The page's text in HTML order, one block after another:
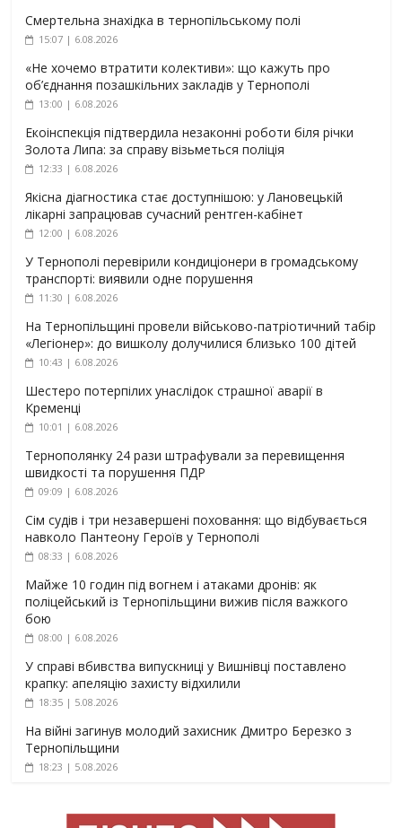
Смертельна знахідка в тернопільському полі
15:07 | 6.08.2026
«Не хочемо втратити колективи»: що кажуть про
об’єднання позашкільних закладів у Тернополі
13:00 | 6.08.2026
Екоінспекція підтвердила незаконні роботи біля річки
Золота Липа: за справу візьметься поліція
12:33 | 6.08.2026
Якісна діагностика стає доступнішою: у Лановецькій
лікарні запрацював сучасний рентген-кабінет
12:00 | 6.08.2026
У Тернополі перевірили кондиціонери в громадському
транспорті: виявили одне порушення
11:30 | 6.08.2026
На Тернопільщині провели військово-патріотичний табір
«Легіонер»: до вишколу долучилися близько 100 дітей
10:43 | 6.08.2026
Шестеро потерпілих унаслідок страшної аварії в
Кременці
10:01 | 6.08.2026
Тернополянку 24 рази штрафували за перевищення
швидкості та порушення ПДР
09:09 | 6.08.2026
Сім судів і три незавершені поховання: що відбувається
навколо Пантеону Героїв у Тернополі
08:33 | 6.08.2026
Майже 10 годин під вогнем і атаками дронів: як
поліцейський із Тернопільщини вижив після важкого
бою
08:00 | 6.08.2026
У справі вбивства випускниці у Вишнівці поставлено
крапку: апеляцію захисту відхилили
18:35 | 5.08.2026
На війні загинув молодий захисник Дмитро Березко з
Тернопільщини
18:23 | 5.08.2026